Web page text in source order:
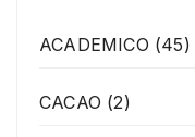
ACADEMICO (45)
CACAO (2)